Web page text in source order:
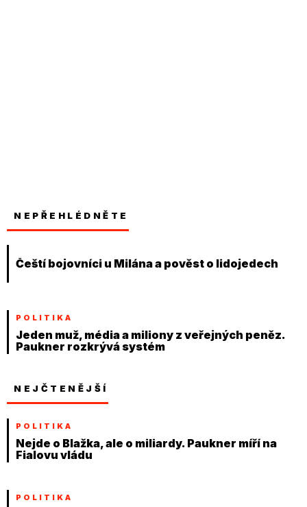
NEPŘEHLÉDNĚTE
Čeští bojovníci u Milána a pověst o lidojedech
POLITIKA
Jeden muž, média a miliony z veřejných peněz.
Paukner rozkrývá systém
NEJČTENĚJŠÍ
POLITIKA
Nejde o Blažka, ale o miliardy. Paukner míří na
Fialovu vládu
POLITIKA